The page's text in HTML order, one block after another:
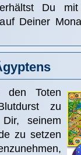
Du
Deiner
Toten
zu
seinem
zu setzen